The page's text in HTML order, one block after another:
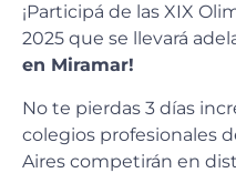
¡Participá de las XIX
2025 que se llevará
en Miramar!
No te pierdas 3 días
colegios profesionales
Aires competirán en